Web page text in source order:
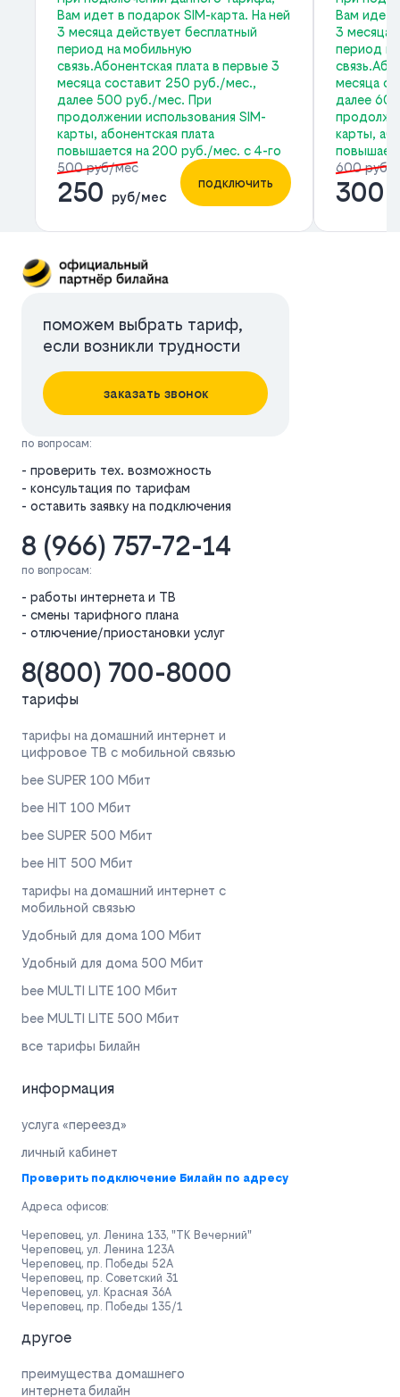
Вам идет в подарок SIM-карта. На ней
3 месяца действует бесплатный
период на мобильную
связь.Абонентская плата в первые 3
месяца составит 250 руб./мес.,
далее 500 руб./мес. При
продолжении использования SIM-
карты, абонентская плата
повышается на 200 руб./мес. с 4-го
500 руб/мес
250 руб/мес
подключить
Вам идет
3 месяца
период
месяца
далее
карты,
600 руб/
300
поможем выбрать тариф,
если возникли трудности
заказать звонок
по вопросам:
- проверить тех. возможность
- консультация по тарифам
- оставить заявку на подключения
8 (966) 757-72-14
по вопросам:
- работы интернета и ТВ
- смены тарифного плана
- отлючение/приостановки услуг
8(800) 700-8000
тарифы
тарифы на домашний интернет и
цифровое ТВ с мобильной связью
bee SUPER 100 Мбит
bee HIT 100 Мбит
bee SUPER 500 Мбит
bee HIT 500 Мбит
тарифы на домашний интернет с
мобильной связью
Удобный для дома 100 Мбит
Удобный для дома 500 Мбит
bee MULTI LITE 100 Мбит
bee MULTI LITE 500 Мбит
все тарифы Билайн
информация
услуга «переезд»
личный кабинет
Проверить подключение Билайн по адресу
Адреса офисов:
Череповец, ул. Ленина 133, "ТК Вечерний"
Череповец, ул. Ленина 123А
Череповец, пр. Победы 52А
Череповец, пр. Советский 31
Череповец, ул. Красная 36А
Череповец, пр. Победы 135/1
другое
преимущества домашнего
интернета билайн